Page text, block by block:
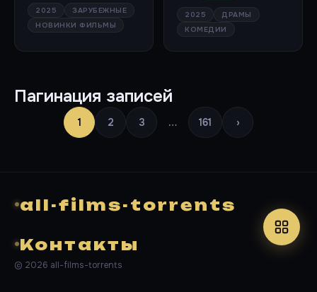
2025
ЗАРУБЕЖНЫЕ
НОВИНКИ ФИЛЬМЫ
2025
ДРАМЫ
КОМЕДИИ
Пагинация записей
1 2 3 … 161 ›
all-films-torrents
Контакты
© 2026 all-films-torrents